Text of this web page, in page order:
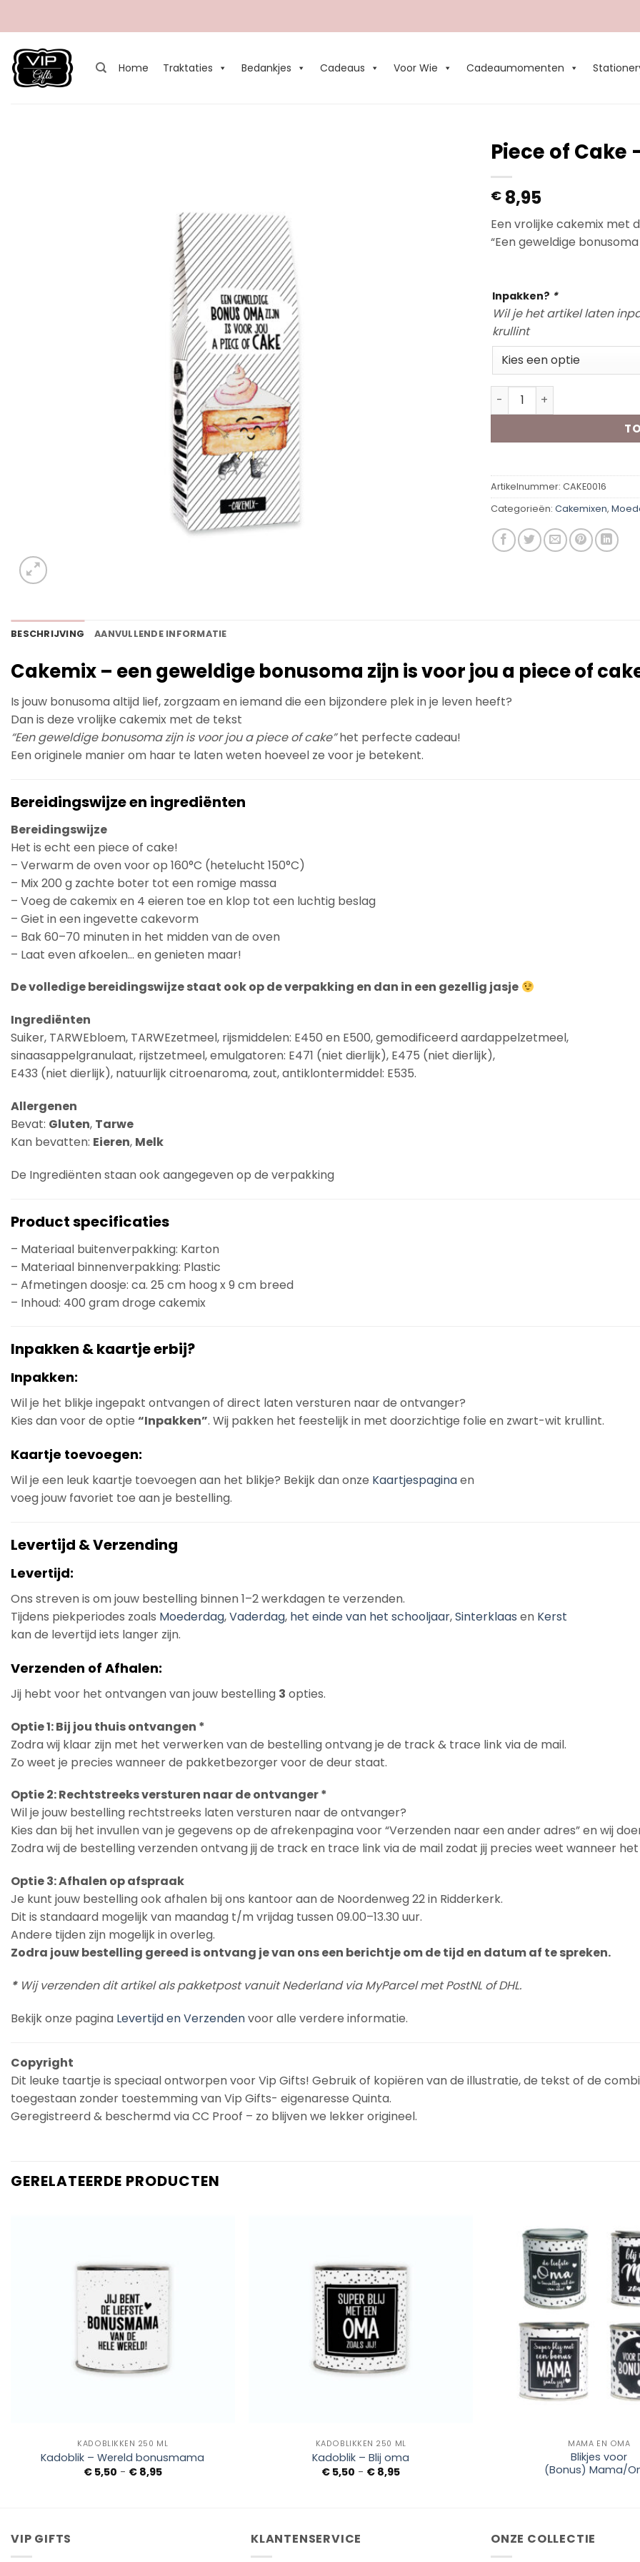
Home Traktaties Bedankjes Cadeaus Voor Wie Cadeaumomenten
Piece of Cake
€ 8,95
Een vrolijke cakemix met
“Een geweldige
Inpakken? *
Wil je het artikel laten
krullint
Piece of Cake - Bonus
Artikelnummer: CAKE0016
Categorieën: Cakemixen,
BESCHRIJVING AANVULLENDE INFORMATIE
Cakemix – een geweldige bonusoma zijn is voor jou a piece of
Is jouw bonusoma altijd lief, zorgzaam en iemand die een bijzondere plek in je leven heeft?
Dan is deze vrolijke cakemix met de tekst
“Een geweldige bonusoma zijn is voor jou a piece of cake”het perfecte cadeau!
Een originele manier om haar te laten weten hoeveel ze voor je betekent.
Bereidingswijze en ingrediënten
Bereidingswijze
Het is echt een piece of cake!
– Verwarm de oven voor op 160°C (hetelucht 150°C)
– Mix 200 g zachte boter tot een romige massa
– Voeg de cakemix en 4 eieren toe en klop tot een luchtig beslag
– Giet in een ingevette cakevorm
– Bak 60–70 minuten in het midden van de oven
– Laat even afkoelen… en genieten maar!
De volledige bereidingswijze staat ook op de verpakking en dan in een gezellig jasje
Ingrediënten
Suiker, TARWEbloem, TARWEzetmeel, rijsmiddelen: E450 en E500, gemodificeerd aardappelzetmeel,
sinaasappelgranulaat, rijstzetmeel, emulgatoren: E471 (niet dierlijk), E475 (niet dierlijk),
E433 (niet dierlijk), natuurlijk citroenaroma, zout, antiklontermiddel: E535.
Allergenen
Bevat: Gluten, Tarwe
Kan bevatten: Eieren, Melk
De Ingrediënten staan ook aangegeven op de verpakking
Product specificaties
– Materiaal buitenverpakking: Karton
– Materiaal binnenverpakking: Plastic
– Afmetingen doosje: ca. 25 cm hoog x 9 cm breed
– Inhoud: 400 gram droge cakemix
Inpakken & kaartje erbij?
Inpakken:
Wil je het blikje ingepakt ontvangen of direct laten versturen naar de ontvanger?
Kies dan voor de optie “Inpakken”. Wij pakken het feestelijk in met doorzichtige folie en zwart-wit krullint.
Kaartje toevoegen:
Wil je een leuk kaartje toevoegen aan het blikje? Bekijk dan onze Kaartjespaginaen
voeg jouw favoriet toe aan je bestelling.
Levertijd & Verzending
Levertijd:
Ons streven is om jouw bestelling binnen 1–2 werkdagen te verzenden.
Tijdens piekperiodes zoals Moederdag,Vaderdag, het einde van het schooljaar,Sinterklaas en Kerst
kan de levertijd iets langer zijn.
Verzenden of Afhalen:
Jij hebt voor het ontvangen van jouw bestelling 3 opties.
Optie 1: Bij jou thuis ontvangen *
Zodra wij klaar zijn met het verwerken van de bestelling ontvang je de track & trace link via de mail.
Zo weet je precies wanneer de pakketbezorger voor de deur staat.
Optie 2: Rechtstreeks versturen naar de ontvanger *
Wil je jouw bestelling rechtstreeks laten versturen naar de ontvanger?
Kies dan bij het invullen van je gegevens op de afrekenpagina voor “Verzenden naar een ander adres” en wij
Zodra wij de bestelling verzenden ontvang jij de track en trace link via de mail zodat jij precies weet wanneer
Optie 3: Afhalen op afspraak
Je kunt jouw bestelling ook afhalen bij ons kantoor aan de Noordenweg 22 in Ridderkerk.
Dit is standaard mogelijk van maandag t/m vrijdag tussen 09.00–13.30 uur.
Andere tijden zijn mogelijk in overleg.
Zodra jouw bestelling gereed is ontvang je van ons een berichtje om de tijd en datum af te spreken.
*Wij verzenden dit artikel als pakketpost vanuit Nederland via MyParcel met PostNL of DHL.
Bekijk onze pagina Levertijd en Verzendenvoor alle verdere informatie.
Copyright
Dit leuke taartje is speciaal ontworpen voor Vip Gifts! Gebruik of kopiëren van de illustratie, de tekst of de
toegestaan zonder toestemming van Vip Gifts- eigenaresse Quinta.
Geregistreerd & beschermd via CC Proof – zo blijven we lekker origineel.
GERELATEERDE PRODUCTEN
KADOBLIKKEN 250 ML
Kadoblik – Wereld bonusmama
€5,50 - €8,95Prijsklasse:
KADOBLIKKEN 250 ML
Kadoblik – Blij oma
€ 5,50 - € 8,95Prijsklasse:
MAMA EN OMA
Blikjes voor
(Bonus) Mama/
VIP GIFTS KLANTENSERVICE ONZE COLLECTIE